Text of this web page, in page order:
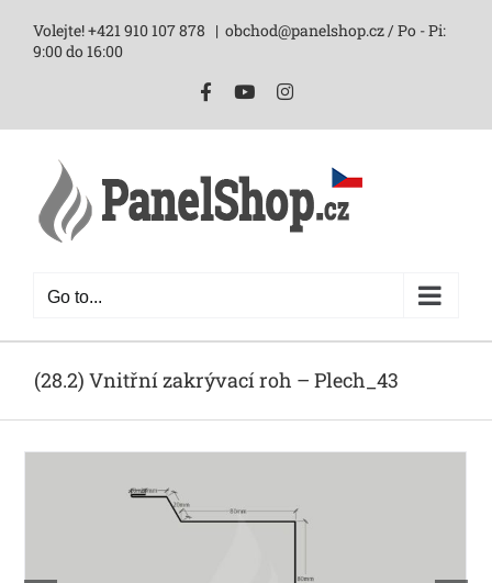
Volejte! +421 910 107 878 | obchod@panelshop.cz / Po - Pi:
9:00 do 16:00
Facebook
YouTubeInstagram
Go to...
(28.2) Vnitřní zakrývací roh – Plech_43